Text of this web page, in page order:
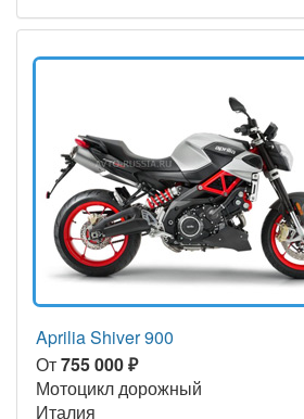
Aprilia Shiver 900
От755 000 ₽
Мотоцикл дорожный
Италия